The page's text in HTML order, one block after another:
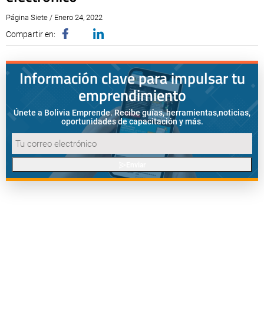
Página Siete / Enero 24, 2022
Compartir en:
Información clave para impulsar tu
emprendimiento
Únete a Bolivia Emprende. Recibe guías, herramientas,noticias,
oportunidades de capacitación y más.